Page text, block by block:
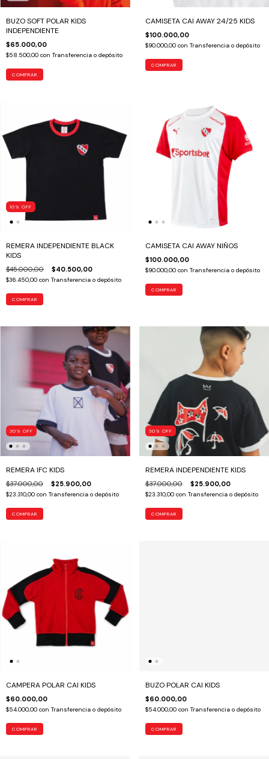
BUZO SOFT POLAR KIDS
INDEPENDIENTE
$65.000,00
$58.500,00 con Transferencia o depósito
COMPRAR
CAMISETA CAI AWAY 24/25 KIDS
$100.000,00
$90.000,00 con Transferencia o depósito
COMPRAR
10 % OFF
REMERA INDEPENDIENTE BLACK
KIDS
$45.000,00 $40.500,00
$36.450,00 con Transferencia o depósito
COMPRAR
CAMISETA CAI AWAY NIÑOS
$100.000,00
$90.000,00 con Transferencia o depósito
COMPRAR
30 % OFF
REMERA IFC KIDS
$37.000,00 $25.900,00
$23.310,00 con Transferencia o depósito
COMPRAR
30 % OFF
REMERA INDEPENDIENTE KIDS
$37.000,00 $25.900,00
$23.310,00 con Transferencia o depósito
COMPRAR
CAMPERA POLAR CAI KIDS
$60.000,00
$54.000,00 con Transferencia o depósito
COMPRAR
BUZO POLAR CAI KIDS
$60.000,00
$54.000,00 con Transferencia o depósito
COMPRAR